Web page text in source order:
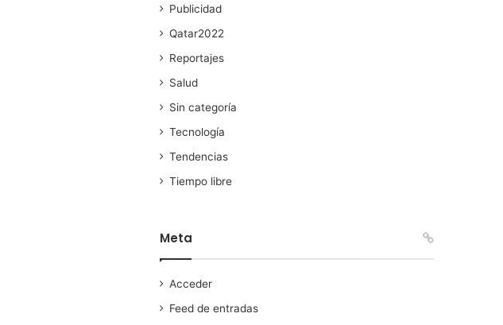
Publicidad
Qatar2022
Reportajes
Salud
Sin categoría
Tecnología
Tendencias
Tiempo libre
Meta
Acceder
Feed de entradas